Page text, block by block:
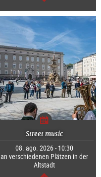
segue
Street music
08. ago. 2026 - 10:30
an verschiedenen Plätzen in der
Altstadt